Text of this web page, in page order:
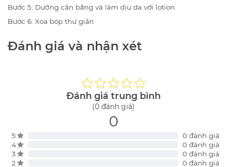
Bước 5: Dưỡng cân bằng và làm dịu da với lotion
Bước 6: Xoa bóp thư giãn
Đánh giá và nhận xét
Đánh giá trung bình
(0 đánh giá)
0
5
0 đánh giá
4
0 đánh giá
3
0 đánh giá
2
0 đánh giá